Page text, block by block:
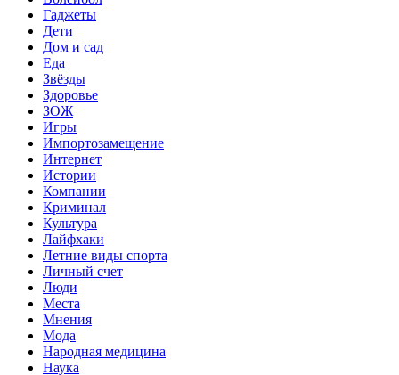
Гаджеты
Дети
Дом и сад
Еда
Звёзды
Здоровье
ЗОЖ
Игры
Импортозамещение
Интернет
Истории
Компании
Криминал
Культура
Лайфхаки
Летние виды спорта
Личный счет
Люди
Места
Мнения
Мода
Народная медицина
Наука